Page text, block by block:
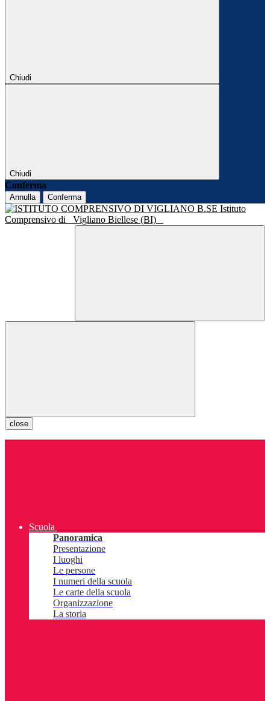
Chiudi
Chiudi
Conferma
Annulla Conferma
Istituto
Comprensivo di
Vigliano Biellese (BI)
close
Scuola
Panoramica
Presentazione
I luoghi
Le persone
I numeri della scuola
Le carte della scuola
Organizzazione
La storia